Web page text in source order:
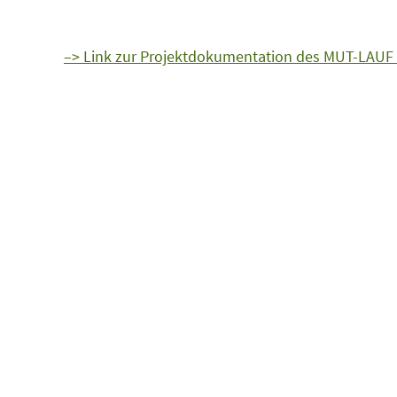
–> Link zur Projektdokumentation des MUT-LAUF